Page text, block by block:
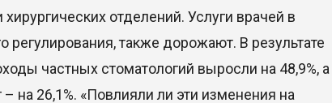
отделений. Услуги врачей в
регулирования, также дорожают. В результате
частных стоматологий выросли на 48,9%, а
на 26,1%. «Повлияли ли эти изменения на